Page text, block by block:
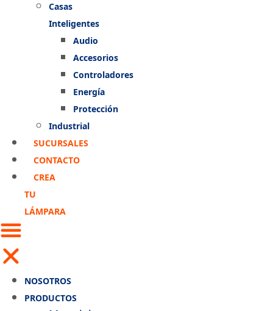
Casas
Inteligentes
Audio
Accesorios
Controladores
Energía
Protección
Industrial
SUCURSALES
CONTACTO
CREA
TU
LÁMPARA
NOSOTROS
PRODUCTOS